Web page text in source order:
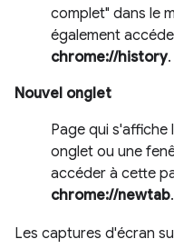
complet" dans le
également
chrome://history.
Nouvel onglet
Page qui s'affiche
onglet ou une
accéder à cette
chrome://newtab.
Les captures d'écran